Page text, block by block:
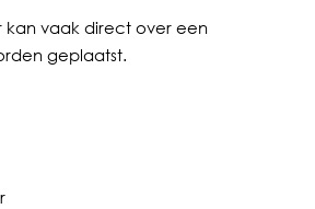
kan vaak direct over een
geplaatst.